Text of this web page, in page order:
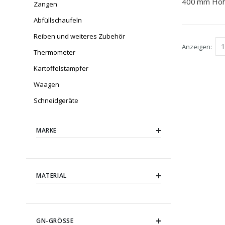
Anzeigen
Zangen
Abfüllschaufeln
Reiben und weiteres Zubehör
Thermometer
Kartoffelstampfer
Waagen
Schneidgeräte
MARKE
MATERIAL
GN-GRÖSSE